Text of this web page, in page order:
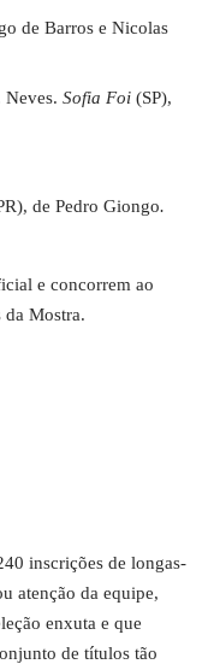
de Barros e Nicolas
Neves. Sofia Foi (SP),
de Pedro Giongo.
e concorrem ao
da Mostra.
inscrições de longas-
atenção da equipe,
enxuta e que
de títulos tão